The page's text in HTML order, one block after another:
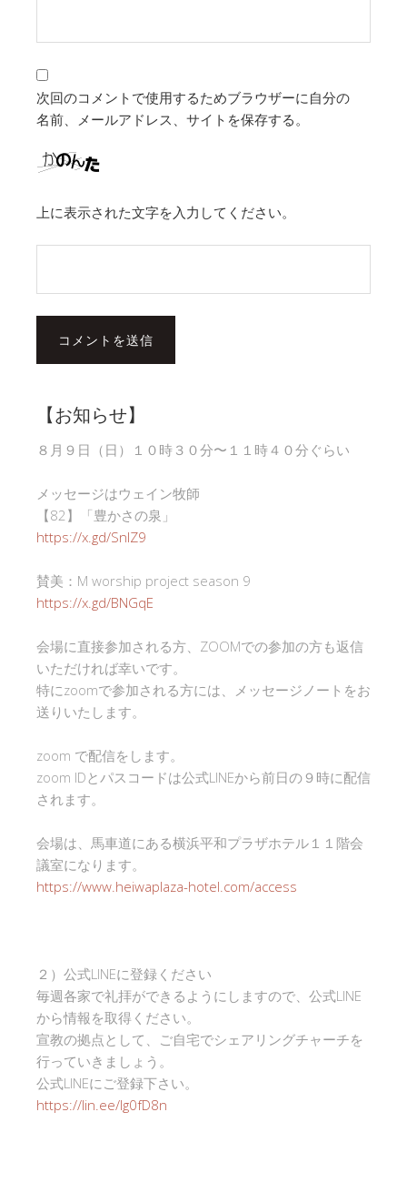
次回のコメントで使用するためブラウザーに自分の
名前、メールアドレス、サイトを保存する。
上に表示された文字を入力してください。
【お知らせ】
８月９日（日）１０時３０分〜１１時４０分ぐらい
メッセージはウェイン牧師
【82】「豊かさの泉」
https://x.gd/SnlZ9
賛美：M worship project season 9
https://x.gd/BNGqE
会場に直接参加される方、ZOOMでの参加の方も返信
いただければ幸いです。
特にzoomで参加される方には、メッセージノートをお
送りいたします。
zoom で配信をします。
zoom IDとパスコードは公式LINEから前日の９時に配信
されます。
会場は、馬車道にある横浜平和プラザホテル１１階会
議室になります。
https://www.heiwaplaza-hotel.com/access
２）公式LINEに登録ください
毎週各家で礼拝ができるようにしますので、公式LINE
から情報を取得ください。
宣教の拠点として、ご自宅でシェアリングチャーチを
行っていきましょう。
公式LINEにご登録下さい。
https://lin.ee/Ig0fD8n